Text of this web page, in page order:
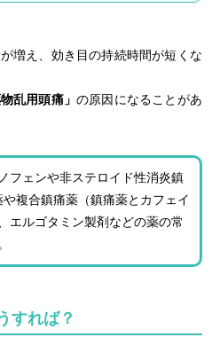
増え、効き目の持続時間が短くな
物乱用頭痛」の原因になることがあ
ェンや非ステロイド性消炎鎮
複合鎮痛薬（鎮痛薬とカフェイ
エルゴタミン製剤などの薬の常
すれば？